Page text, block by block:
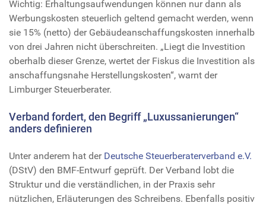
Wichtig: Erhaltungsaufwendungen können nur dann als
Werbungskosten steuerlich geltend gemacht werden, wenn
sie 15% (netto) der Gebäudeanschaffungskosten innerhalb
von drei Jahren nicht überschreiten. „Liegt die Investition
oberhalb dieser Grenze, wertet der Fiskus die Investition als
anschaffungsnahe Herstellungskosten“, warnt der
Limburger Steuerberater.
Verband fordert, den Begriff „Luxussanierungen“
anders definieren
Unter anderem hat der Deutsche Steuerberaterverband e.V.
(DStV) den BMF-Entwurf geprüft. Der Verband lobt die
Struktur und die verständlichen, in der Praxis sehr
nützlichen, Erläuterungen des Schreibens. Ebenfalls positiv